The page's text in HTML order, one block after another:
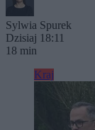
Sylwia Spurek
Dzisiaj 18:11
18 min
Kraj